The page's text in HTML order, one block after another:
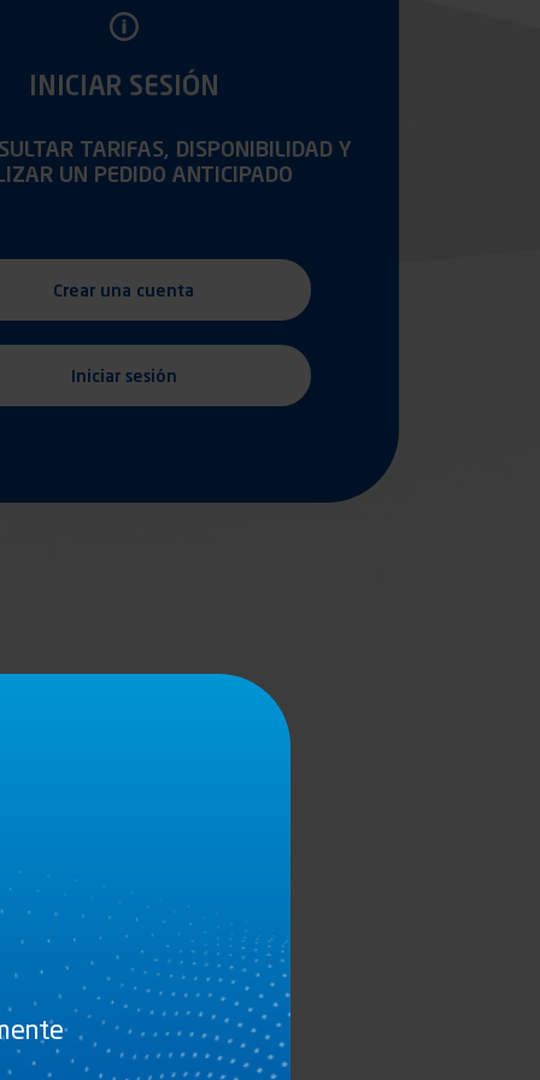
INICIAR SESIÓN
TARIFAS, DISPONIBILIDAD Y
UN PEDIDO ANTICIPADO
Crear una cuenta
Iniciar sesión